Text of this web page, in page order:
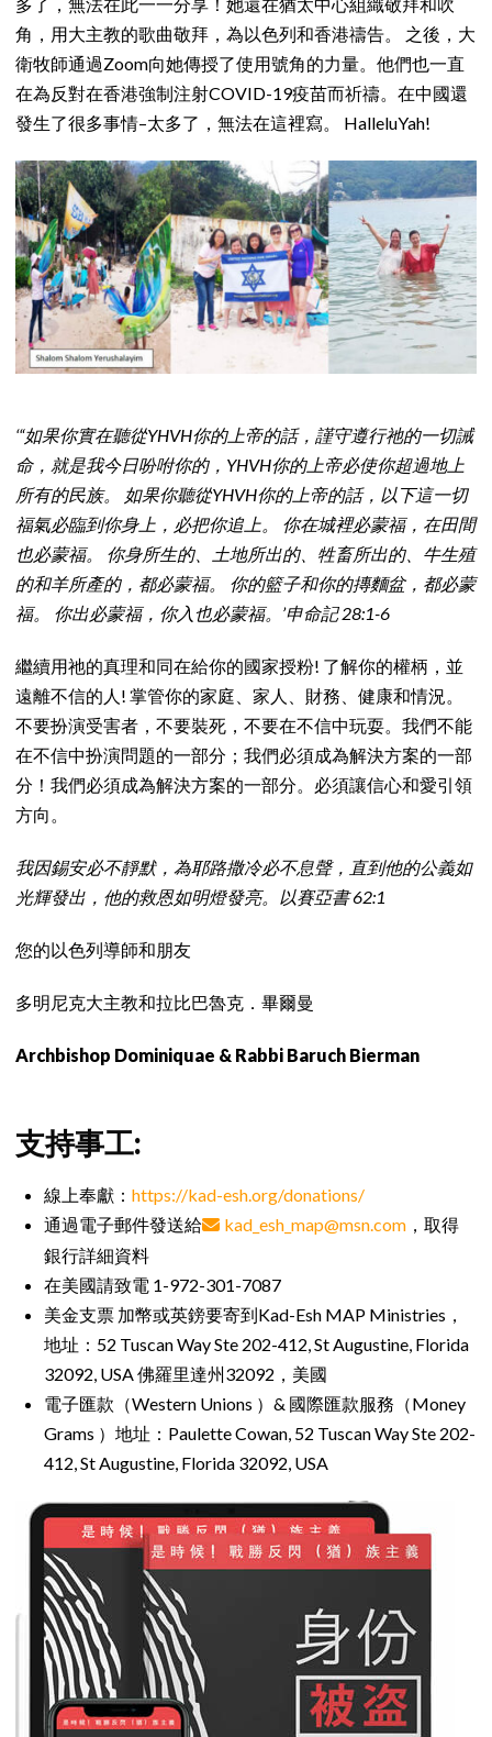
角，用大主教的歌曲敬拜，為以色列和香港禱告。 之後，大
衛牧師通過Zoom向她傳授了使用號角的力量。他們也一直
在為反對在香港強制注射COVID-19疫苗而祈禱。在中國還
發生了很多事情–太多了，無法在這裡寫。 HalleluYah!
‘“如果你實在聽從YHVH你的上帝的話，謹守遵行祂的一切誡
命，就是我今日吩咐你的，YHVH你的上帝必使你超過地上
所有的民族。 如果你聽從YHVH你的上帝的話，以下這一切
福氣必臨到你身上，必把你追上。 你在城裡必蒙福，在田間
也必蒙福。 你身所生的、土地所出的、牲畜所出的、牛生殖
的和羊所產的，都必蒙福。 你的籃子和你的摶麵盆，都必蒙
福。 你出必蒙福，你入也必蒙福。’申命記 28:1-6
繼續用祂的真理和同在給你的國家授粉! 了解你的權柄，並
遠離不信的人! 掌管你的家庭、家人、財務、健康和情況。
不要扮演受害者，不要裝死，不要在不信中玩耍。我們不能
在不信中扮演問題的一部分；我們必須成為解決方案的一部
分！我們必須成為解決方案的一部分。必須讓信心和愛引領
方向。
我因錫安必不靜默，為耶路撒冷必不息聲，直到他的公義如
光輝發出，他的救恩如明燈發亮。以賽亞書 62:1
您的以色列導師和朋友
多明尼克大主教和拉比巴魯克．畢爾曼
Archbishop Dominiquae & Rabbi Baruch Bierman
支持事工:
線上奉獻：https://kad-esh.org/donations/
通過電子郵件發送給
kad_esh_map@msn.com ，取得
銀行詳細資料
在美國請致電 1-972-301-7087
美金支票 加幣或英鎊要寄到Kad-Esh MAP Ministries，
地址：52 Tuscan Way Ste 202-412, St Augustine, Florida
32092, USA 佛羅里達州32092，美國
電子匯款（Western Unions ）& 國際匯款服務（Money
Grams ）地址：Paulette Cowan, 52 Tuscan Way Ste 202-
412, St Augustine, Florida 32092, USA